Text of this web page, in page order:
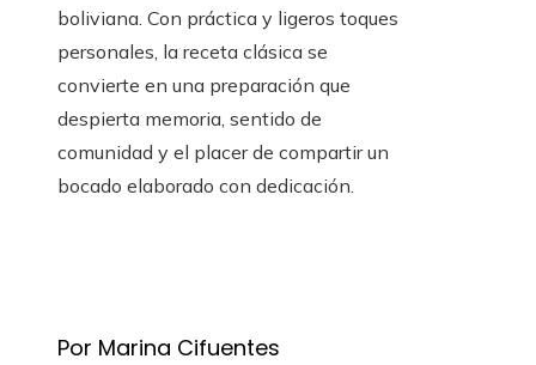
boliviana. Con práctica y ligeros toques
personales, la receta clásica se
convierte en una preparación que
despierta memoria, sentido de
comunidad y el placer de compartir un
bocado elaborado con dedicación.
Por Marina Cifuentes